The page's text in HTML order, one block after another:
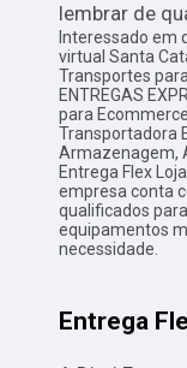
lembrar de
Interessado em
virtual Santa
Transportes
ENTREGAS
para
Transportadora
Armazenagem,
Entrega Flex
empresa conta
qualificados
equipamentos
necessidade.
Entrega